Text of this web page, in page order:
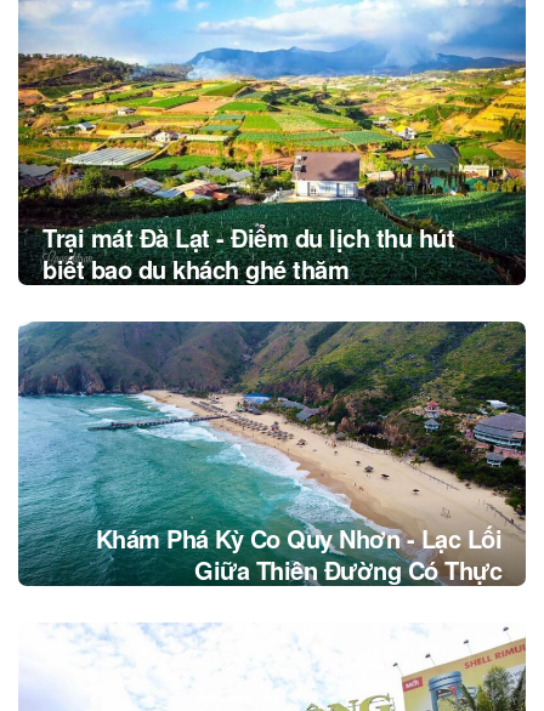
Trại mát Đà Lạt - Điểm du lịch thu hút
biết bao du khách ghé thăm
Khám Phá Kỳ Co Quy Nhơn - Lạc Lối
Giữa Thiên Đường Có Thực